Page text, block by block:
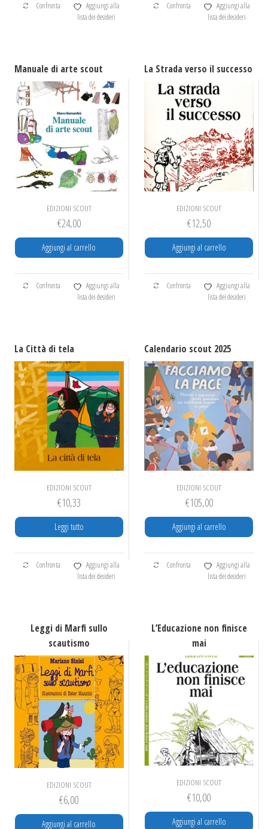
Confronta
Aggiungi alla
lista dei desideri
Confronta
Aggiungi alla
lista dei desideri
Manuale di arte scout
EDIZIONI SCOUT
€24,00
Aggiungi al carrello
Confronta
Aggiungi alla
lista dei desideri
La Strada verso il successo
EDIZIONI SCOUT
€12,50
Aggiungi al carrello
Confronta
Aggiungi alla
lista dei desideri
La Città di tela
EDIZIONI SCOUT
€10,33
Leggi tutto
Confronta
Aggiungi alla
lista dei desideri
Calendario scout 2025
EDIZIONI SCOUT
€105,00
Aggiungi al carrello
Confronta
Aggiungi alla
lista dei desideri
Leggi di Marfi sullo
scautismo
EDIZIONI SCOUT
€6,00
Aggiungi al carrello
L’Educazione non finisce
mai
EDIZIONI SCOUT
€10,00
Aggiungi al carrello